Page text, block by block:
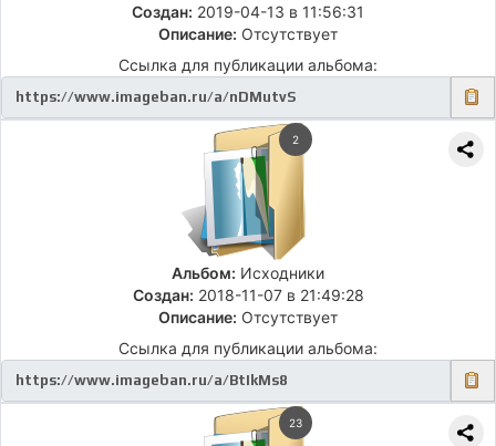
Создан: 2019-04-13 в 11:56:31
Описание: Отсутствует
Ссылка для публикации альбома:
2
Альбом: Исходники
Создан: 2018-11-07 в 21:49:28
Описание: Отсутствует
Ссылка для публикации альбома:
23